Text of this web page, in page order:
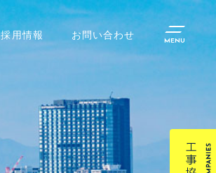
採用情報 お問い合わせ
MENU